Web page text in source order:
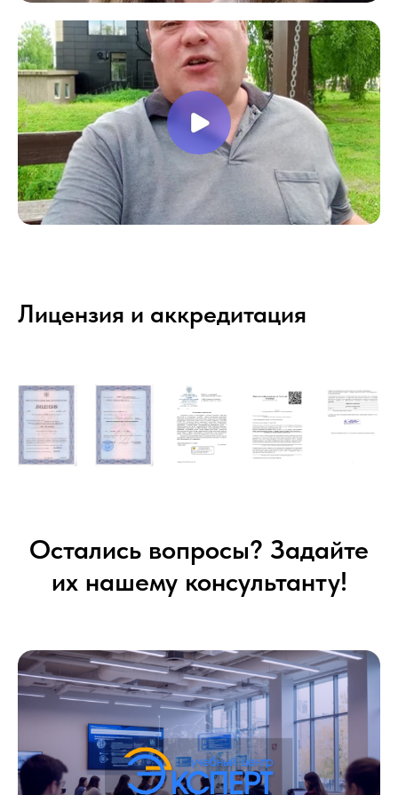
Лицензия и аккредитация
Остались вопросы? Задайте
их нашему консультанту!